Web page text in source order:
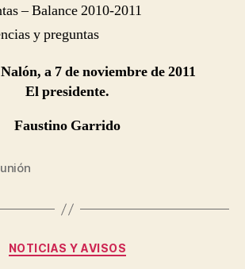
– Balance 2010-2011
y preguntas
a 7 de noviembre de 2011
El presidente.
Faustino Garrido
Categories
NOTICIAS Y AVISOS